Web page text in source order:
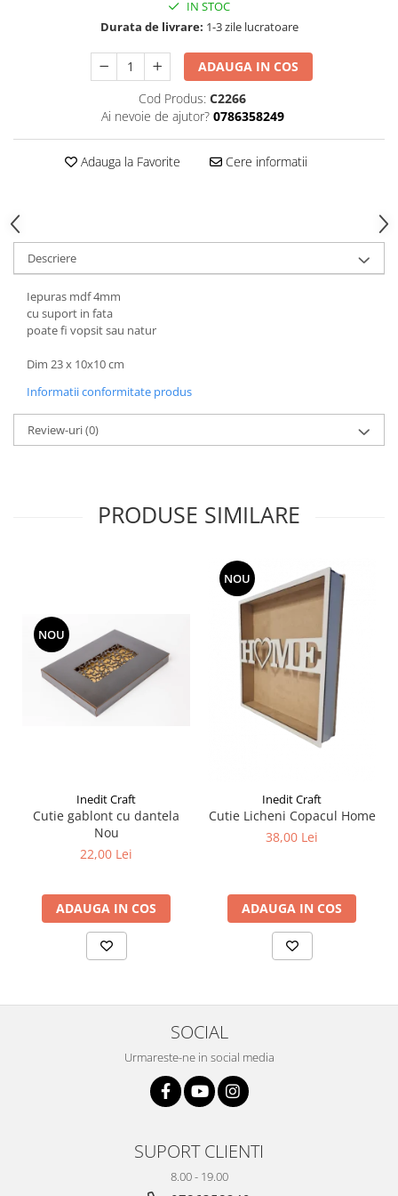
Hartie Colorata
Hartie Copiator
Hartie Glasata
Instrumente de scris
Creioane automate , mine
Creioane grafice
Cu stergere
Linere
Pixuri
Rollere
Stilouri
Lipici
Markere si Carioci
Markere Evidentiatoare Highlighter
Markere Permanente
Markere Whiteboard
Plicuri
Radiere scoala
Cerneala
Cerneala Calimara, Patroane
Termosensibile
IN STOC
Durata de livrare: 1-3 zile lucratoare
ADAUGA IN COS
Cod Produs: C2266
Ai nevoie de ajutor? 0786358249
Adauga la Favorite Cere informatii
Descriere
Iepuras mdf 4mm
cu suport in fata
poate fi vopsit sau natur
Dim 23 x 10x10 cm
Informatii conformitate produs
Review-uri(0)
PRODUSE SIMILARE
NOU
Inedit Craft
Cutie gablont cu dantela
Nou
22,00 Lei
ADAUGA IN COS
NOU
Inedit Craft
Cutie Licheni Copacul Home
38,00 Lei
ADAUGA IN COS
SOCIAL
Urmareste-ne in social media
SUPORT CLIENTI
8.00 - 19.00